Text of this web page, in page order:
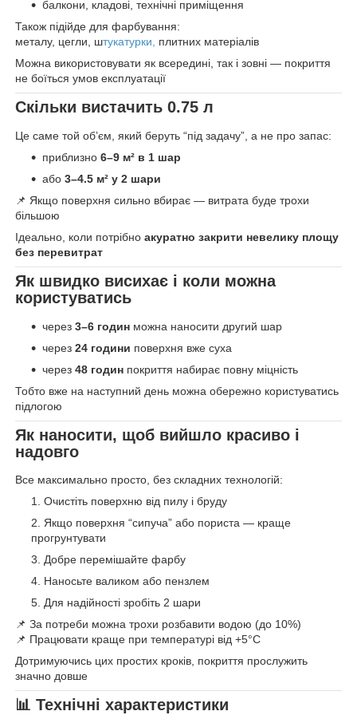
балкони, кладові, технічні приміщення
Також підійде для фарбування:
металу, цегли, штукатурки, плитних матеріалів
Можна використовувати як всередині, так і зовні — покриття
не боїться умов експлуатації
Скільки вистачить 0.75 л
Це саме той об’єм, який беруть “під задачу”, а не про запас:
приблизно 6–9 м² в 1 шар
або 3–4.5 м² у 2 шари
📌 Якщо поверхня сильно вбирає — витрата буде трохи
більшою
Ідеально, коли потрібно акуратно закрити невелику площу
без перевитрат
Як швидко висихає і коли можна
користуватись
через 3–6 годин можна наносити другий шар
через 24 години поверхня вже суха
через 48 годин покриття набирає повну міцність
Тобто вже на наступний день можна обережно користуватись
підлогою
Як наносити, щоб вийшло красиво і
надовго
Все максимально просто, без складних технологій:
Очистіть поверхню від пилу і бруду
Якщо поверхня “сипуча” або пориста — краще
прогрунтувати
Добре перемішайте фарбу
Наносьте валиком або пензлем
Для надійності зробіть 2 шари
📌 За потреби можна трохи розбавити водою (до 10%)
📌 Працювати краще при температурі від +5°C
Дотримуючись цих простих кроків, покриття прослужить
значно довше
📊 Технічні характеристики